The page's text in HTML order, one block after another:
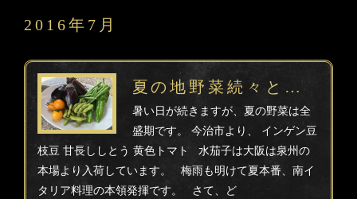
2016年7月
夏の地野菜続々と…
暑い日が続きますが、夏の野菜は全
盛期です。 今治市より、 インゲン豆
枝豆 甘長ししとう 黄色トマト 水茄子は大阪は泉州の
本場より入荷しています。 梅雨も明けて夏本番、南イ
タリア料理の本領発揮です。 さて、ど